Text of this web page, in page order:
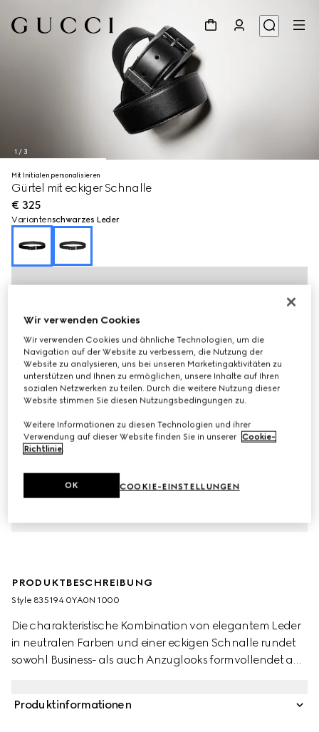
1 / 3
Mit Initialen personalisieren
Gürtel mit eckiger Schnalle
€ 325
Variantenschwarzes Leder
PRODUKTBESCHREIBUNG
Style ‎835194 0YA0N 1000
Die charakteristische Kombination von elegantem Leder
in neutralen Farben und einer eckigen Schnalle rundet
sowohl Business- als auch Anzuglooks formvollendet ab.
Metallschlaufe.
Produktinformationen
Wir verwenden Cookies
Wir verwenden Cookies und ähnliche Technologien, um die
Navigation auf der Website zu verbessern, die Nutzung der
Website zu analysieren, uns bei unseren Marketingaktivitäten zu
unterstützen und Ihnen zu ermöglichen, unsere Inhalte auf Ihren
sozialen Netzwerken zu teilen. Durch die weitere Nutzung dieser
Website stimmen Sie diesen Nutzungsbedingungen zu.
Weitere Informationen zu diesen Technologien und ihrer
Verwendung auf dieser Website finden Sie in unserer Cookie-
Richtlinie.
COOKIE-EINSTELLUNGEN
OK